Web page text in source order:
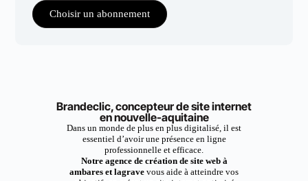
Choisir un abonnement
Brandeclic, concepteur de site internet
en nouvelle-aquitaine
Dans un monde de plus en plus digitalisé, il est
essentiel d’avoir une présence en ligne
professionnelle et efficace.
Notre agence de création de site web à
ambares et lagrave vous aide à atteindre vos